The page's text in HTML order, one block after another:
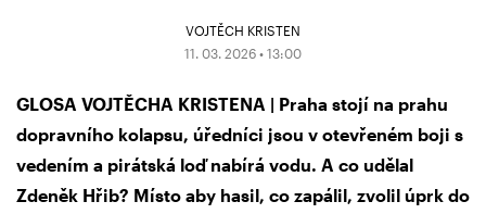
VOJTĚCH KRISTEN
11. 03. 2026 • 13:00
GLOSA VOJTĚCHA KRISTENA | Praha stojí na prahu
dopravního kolapsu, úředníci jsou v otevřeném boji s
vedením a pirátská loď nabírá vodu. A co udělal
Zdeněk Hřib? Místo aby hasil, co zapálil, zvolil úprk do